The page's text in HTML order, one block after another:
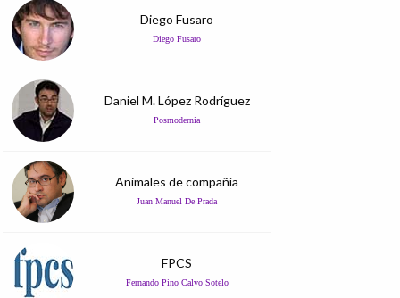
Diego Fusaro
Diego Fusaro
Daniel M. López Rodríguez
Posmodernia
Animales de compañía
Juan Manuel De Prada
FPCS
Fernando Pino Calvo Sotelo